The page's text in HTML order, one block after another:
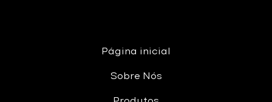
Página inicial
Sobre Nós